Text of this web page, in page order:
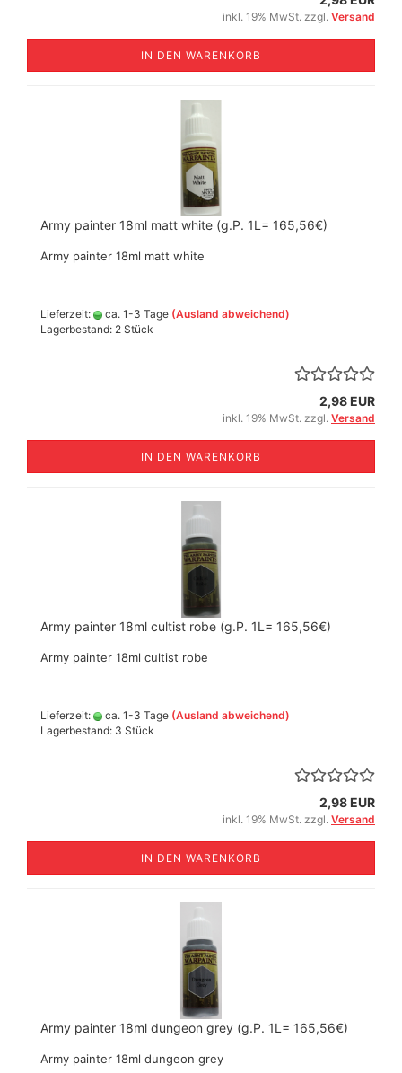
inkl. 19% MwSt. zzgl. Versand
IN DEN WARENKORB
Army painter 18ml matt white (g.P. 1L= 165,56€)
Army painter 18ml matt white
Lieferzeit: ca. 1-3 Tage (Ausland abweichend)
Lagerbestand: 2 Stück
2,98 EUR
inkl. 19% MwSt. zzgl. Versand
IN DEN WARENKORB
Army painter 18ml cultist robe (g.P. 1L= 165,56€)
Army painter 18ml cultist robe
Lieferzeit: ca. 1-3 Tage (Ausland abweichend)
Lagerbestand: 3 Stück
2,98 EUR
inkl. 19% MwSt. zzgl. Versand
IN DEN WARENKORB
Army painter 18ml dungeon grey (g.P. 1L= 165,56€)
Army painter 18ml dungeon grey